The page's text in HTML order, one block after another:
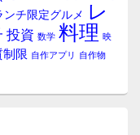
ンチ限定グルメ レ
投資 数学 料理 映
限 自作アプリ 自作物